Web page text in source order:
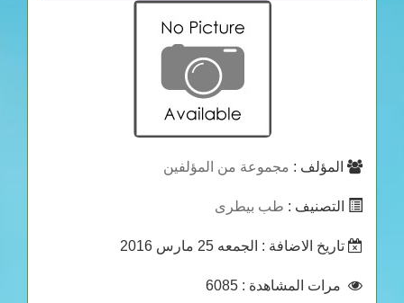
المؤلف : مجموعة من المؤلفين
التصنيف : طب بيطرى
تاريخ الاضافة : الجمعه 25 مارس 2016
مرات المشاهدة : 6085